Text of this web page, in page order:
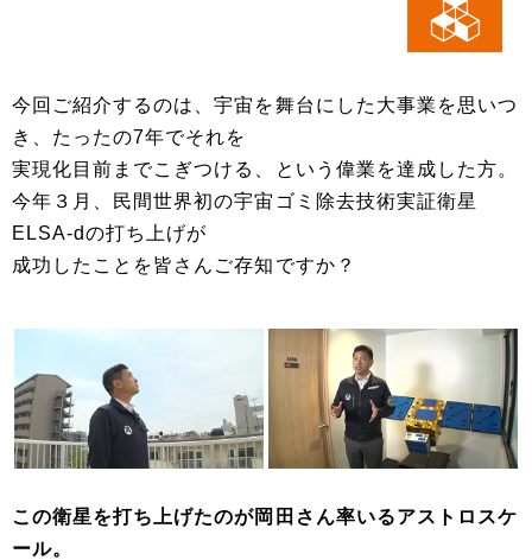
今回ご紹介するのは、宇宙を舞台にした大事業を思いつ
き、たったの7年でそれを
実現化目前までこぎつける、という偉業を達成した方。
今年３月、民間世界初の宇宙ゴミ除去技術実証衛星
ELSA-dの打ち上げが
成功したことを皆さんご存知ですか？
この衛星を打ち上げたのが岡田さん率いるアストロスケ
ール。